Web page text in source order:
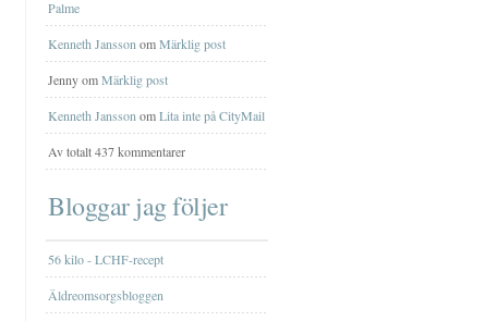
Palme
Kenneth Jansson omMärklig post
Jenny omMärklig post
Kenneth Jansson omLita inte på CityMail
Av totalt 437 kommentarer
Bloggar jag följer
56 kilo - LCHF-recept
Äldreomsorgsbloggen